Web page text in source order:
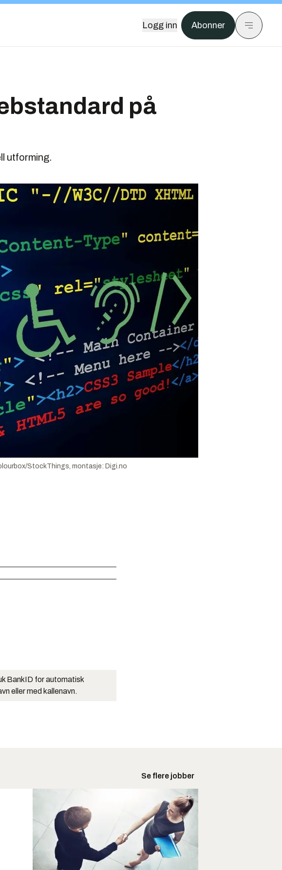
Logg inn Abonner
på
utforming.
StockThings, montasje: Digi.no
BankID for automatisk
eller med kallenavn.
Se flere jobber